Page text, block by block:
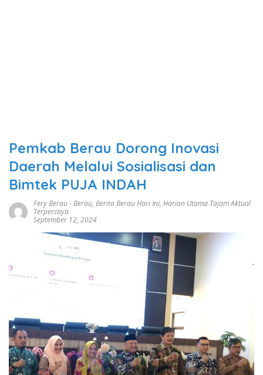
Pemkab Berau Dorong Inovasi
Daerah Melalui Sosialisasi dan
Bimtek PUJA INDAH
Fery Berau-Berau, Berita Berau Hari Ini, Harian Utama Tajam Aktual
Terpercaya
September 12, 2024